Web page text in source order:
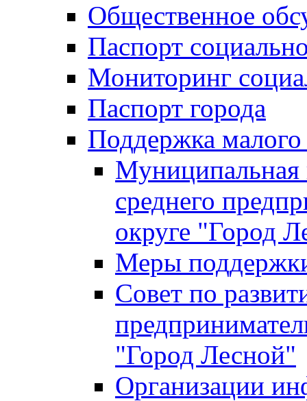
Общественное
Паспорт
Мониторинг
Паспорт города
Поддержка малого
Муниципальная
среднего
округе "Город
Меры
Совет по
"Город Лесной"
Организации